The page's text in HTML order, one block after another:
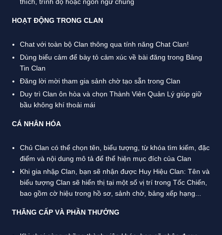
HOẠT ĐỘNG TRONG CLAN
Chat với toàn bộ Clan thông qua tính năng Chat Clan!
Dùng biểu cảm để bày tỏ cảm xúc về bài đăng trong Bảng
Tin Clan
Đăng lời mời tham gia sảnh chờ tạo sẵn trong Clan
Duy trì Clan ôn hòa và chọn Thành Viên Quản Lý giúp giữ
bầu không khí thoải mái
CÁ NHÂN HÓA
Chủ Clan có thể chọn tên, biểu tượng, từ khóa tìm kiếm, đặc
điểm và nội dung mô tả để thể hiện mục đích của Clan
Khi gia nhập Clan, bạn sẽ nhận được Huy Hiệu Clan: Tên và
biểu tượng Clan sẽ hiển thị tại một số vị trí trong Tốc Chiến,
bao gồm cờ hiệu trong hồ sơ, sảnh chờ, bảng xếp hạng...
THĂNG CẤP VÀ PHẦN THƯỞNG